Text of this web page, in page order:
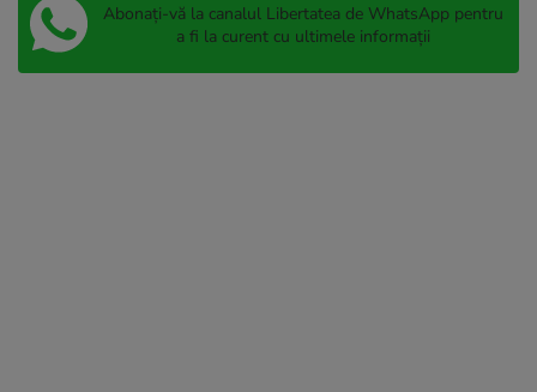
Abonați-vă la canalul Libertatea de WhatsApp pentru
a fi la curent cu ultimele informații